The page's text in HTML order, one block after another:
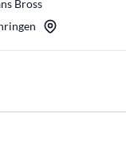
Bross